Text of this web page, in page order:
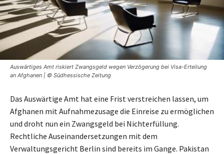
Auswärtiges Amt riskiert Zwangsgeld wegen Verzögerung bei Visa-Erteilung
an Afghanen | © Südhessische Zeitung
Das Auswärtige Amt hat eine Frist verstreichen lassen, um
Afghanen mit Aufnahmezusage die Einreise zu ermöglichen
und droht nun ein Zwangsgeld bei Nichterfüllung.
Rechtliche Auseinandersetzungen mit dem
Verwaltungsgericht Berlin sind bereits im Gange. Pakistan